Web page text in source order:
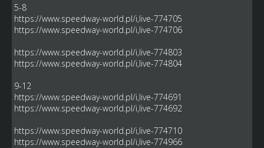
5-8
https://www.speedway-world.pl/i,live-774705
https://www.speedway-world.pl/i,live-774706
https://www.speedway-world.pl/i,live-774803
https://www.speedway-world.pl/i,live-774804
9-12
https://www.speedway-world.pl/i,live-774691
https://www.speedway-world.pl/i,live-774692
https://www.speedway-world.pl/i,live-774710
https://www.speedway-world.pl/i,live-774966